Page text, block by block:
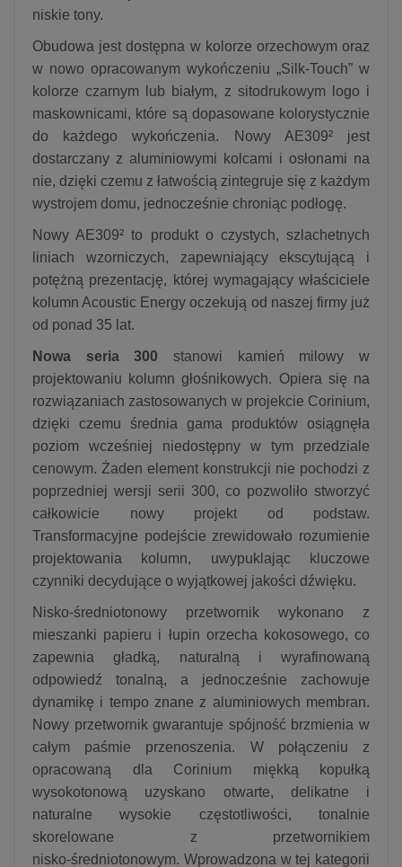
niskie tony.
Obudowa jest dostępna w kolorze orzechowym oraz
w nowo opracowanym wykończeniu „Silk‑Touch” w
kolorze czarnym lub białym, z sitodrukowym logo i
maskownicami, które są dopasowane kolorystycznie
do każdego wykończenia. Nowy AE309² jest
dostarczany z aluminiowymi kolcami i osłonami na
nie, dzięki czemu z łatwością zintegruje się z każdym
wystrojem domu, jednocześnie chroniąc podłogę.
Nowy AE309² to produkt o czystych, szlachetnych
liniach wzorniczych, zapewniający ekscytującą i
potężną prezentację, której wymagający właściciele
kolumn Acoustic Energy oczekują od naszej firmy już
od ponad 35 lat.
Nowa seria 300 stanowi kamień milowy w
projektowaniu kolumn głośnikowych. Opiera się na
rozwiązaniach zastosowanych w projekcie Corinium,
dzięki czemu średnia gama produktów osiągnęła
poziom wcześniej niedostępny w tym przedziale
cenowym. Żaden element konstrukcji nie pochodzi z
poprzedniej wersji serii 300, co pozwoliło stworzyć
całkowicie nowy projekt od podstaw.
Transformacyjne podejście zrewidowało rozumienie
projektowania kolumn, uwypuklając kluczowe
czynniki decydujące o wyjątkowej jakości dźwięku.
Nisko‑średniotonowy przetwornik wykonano z
mieszanki papieru i łupin orzecha kokosowego, co
zapewnia gładką, naturalną i wyrafinowaną
odpowiedź tonalną, a jednocześnie zachowuje
dynamikę i tempo znane z aluminiowych membran.
Nowy przetwornik gwarantuje spójność brzmienia w
całym paśmie przenoszenia. W połączeniu z
opracowaną dla Corinium miękką kopułką
wysokotonową uzyskano otwarte, delikatne i
naturalne wysokie częstotliwości, tonalnie
skorelowane z przetwornikiem
nisko‑średniotonowym. Wprowadzona w tej kategorii